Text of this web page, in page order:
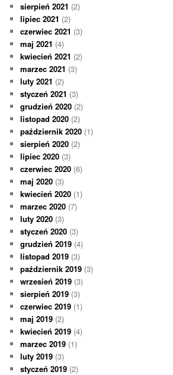
sierpień 2021 (2)
lipiec 2021 (2)
czerwiec 2021 (3)
maj 2021 (4)
kwiecień 2021 (2)
marzec 2021 (3)
luty 2021 (2)
styczeń 2021 (3)
grudzień 2020 (2)
listopad 2020 (2)
październik 2020 (1)
sierpień 2020 (2)
lipiec 2020 (3)
czerwiec 2020 (6)
maj 2020 (3)
kwiecień 2020 (1)
marzec 2020 (7)
luty 2020 (3)
styczeń 2020 (3)
grudzień 2019 (4)
listopad 2019 (3)
październik 2019 (3)
wrzesień 2019 (3)
sierpień 2019 (3)
czerwiec 2019 (1)
maj 2019 (2)
kwiecień 2019 (4)
marzec 2019 (1)
luty 2019 (3)
styczeń 2019 (2)